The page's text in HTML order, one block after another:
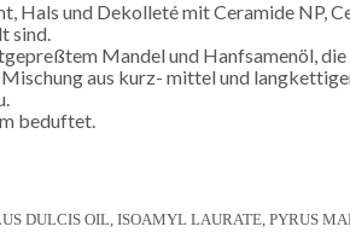
und Dekolleté mit Ceramide NP,
sind.
Mandel und Hanfsamenöl, die
aus kurz- mittel und
beduftet.
DULCIS OIL, ISOAMYL LAURATE, PYRUS